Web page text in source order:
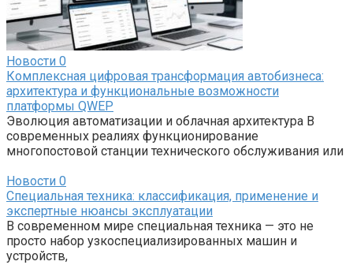
Новости 0
Комплексная цифровая трансформация автобизнеса:
архитектура и функциональные возможности
платформы QWEP
Эволюция автоматизации и облачная архитектура В
современных реалиях функционирование
многопостовой станции технического обслуживания или
Новости 0
Специальная техника: классификация, применение и
экспертные нюансы эксплуатации
В современном мире специальная техника — это не
просто набор узкоспециализированных машин и
устройств,